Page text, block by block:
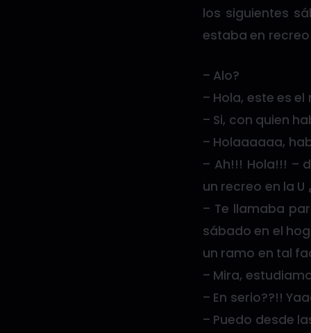
los siguientes
estaba en
– Alo?
– Hola, este es
– Si, con quien
– Holaaaaaa,
– Ah!!! Hola!!! –
un recreo en la
– Te llamaba
sábado en el
un ramo en tal
– Mira,
– En serio??!!
– Puedo desde